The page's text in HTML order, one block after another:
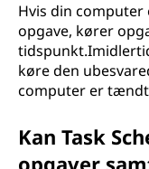
Hvis din
opgave, kører
køre den
computer er
Kan Task
opgaver